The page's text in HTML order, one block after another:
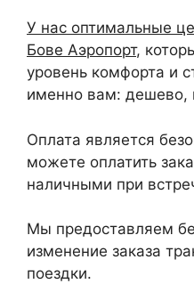
У нас оптимальные
Бове Аэропорт,
уровень комфорта и
именно вам: дешево,
Оплата является
можете оплатить
наличными при
Мы предоставляем
изменение заказа
поездки.